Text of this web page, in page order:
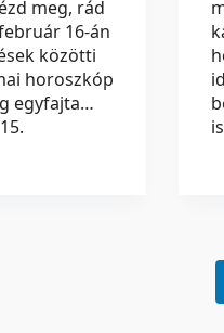
meg, rád
16-án
közötti
horoszkóp
egyfajta…